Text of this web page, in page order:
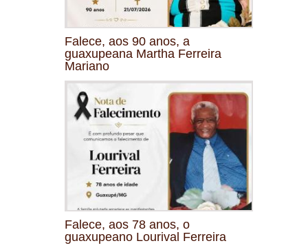
Falece, aos 90 anos, a
guaxupeana Martha Ferreira
Mariano
Falece, aos 78 anos, o
guaxupeano Lourival Ferreira